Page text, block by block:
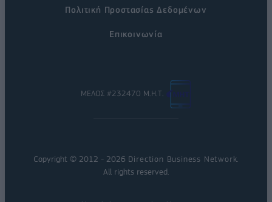
Πολιτική Προστασίας Δεδομένων
Επικοινωνία
ΜΕΛΟΣ #232470 Μ.Η.Τ.
Copyright © 2012 - 2026 Direction Business Network
All rights reserved.